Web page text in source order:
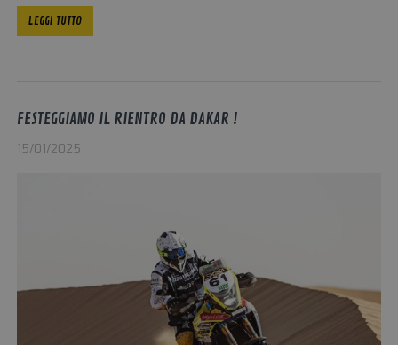
LEGGI TUTTO
FESTEGGIAMO IL RIENTRO DA DAKAR !
15/01/2025